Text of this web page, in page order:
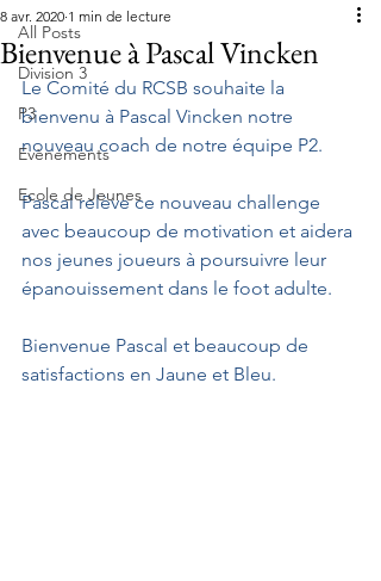
All Posts
Division 3
P3
Evènements
Ecole de Jeunes
Bienvenue à Pascal Vincken
8 avr. 2020 1 min de lecture
Le Comité du RCSB souhaite la
bienvenu à Pascal Vincken notre
nouveau coach de notre équipe P2.
Pascal relève ce nouveau challenge
avec beaucoup de motivation et aidera
nos jeunes joueurs à poursuivre leur
épanouissement dans le foot adulte.
Bienvenue Pascal et beaucoup de
satisfactions en Jaune et Bleu.